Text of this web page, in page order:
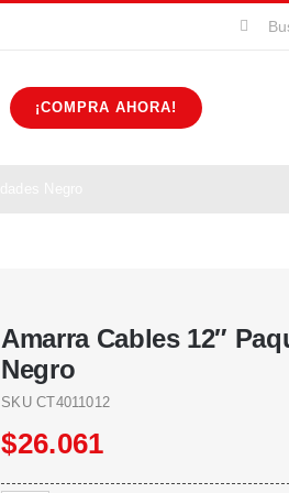
Buscar:
¡COMPRA AHORA!
Amarra Cables 12″
Negro
SKUCT4011012
$26.061